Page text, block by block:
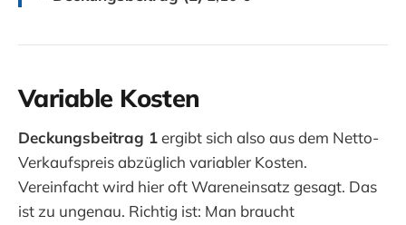
Variable Kosten
Deckungsbeitrag 1ergibt sich also aus dem Netto-
Verkaufspreis abzüglich variabler Kosten.
Vereinfacht wird hier oft Wareneinsatz gesagt. Das
ist zu ungenau. Richtig ist: Man braucht